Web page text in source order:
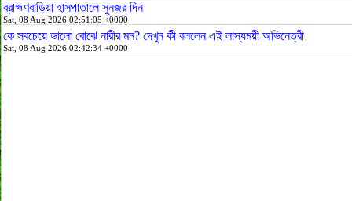
ব্রাহ্মণবাড়িয়া হাসপাতালে সুনজর দিন
Sat, 08 Aug 2026 02:51:05 +0000
কে সবচেয়ে ভালো বোঝে নারীর মন? দেখুন কী বললেন এই লাস্যময়ী অভিনেত্রী
Sat, 08 Aug 2026 02:42:34 +0000